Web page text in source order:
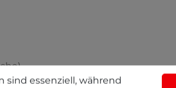
sind essenziell, während